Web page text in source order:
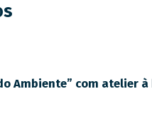
Ambiente” com atelier